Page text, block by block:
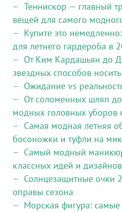
Теннискор — главный
вещей для самого
Купите это
для летнего гардероба в
От Ким Кардашьян до
звездных способов
Ожидание vs
От соломенных шляп
модных головных уборов
Самая модная летняя
босоножки и туфли на
Самый модный
классных идей и дизайнов
Солнцезащитные очки
оправы сезона
Морская фигура: